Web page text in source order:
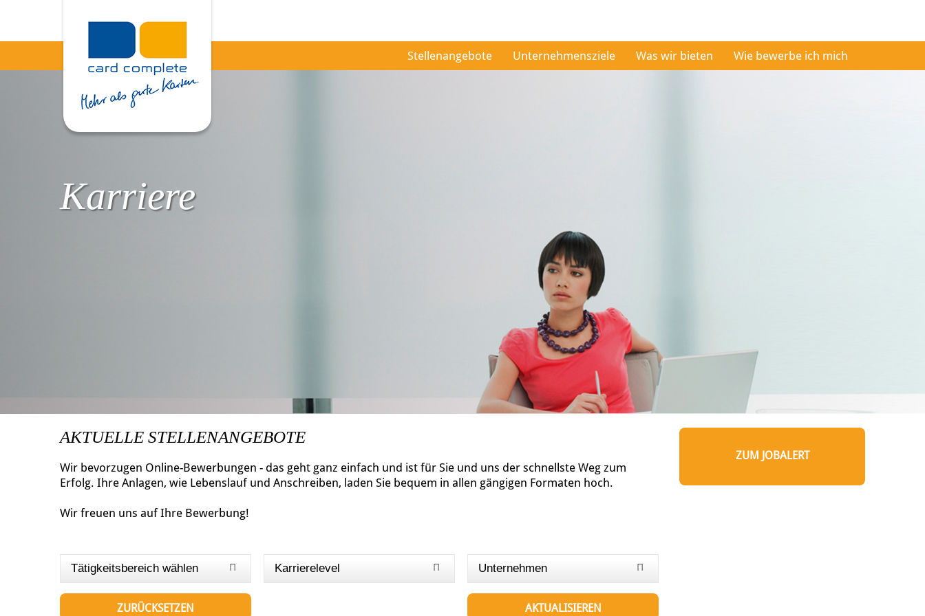
Stellenangebote Unternehmensziele Was wir bieten Wie bewerbe ich mich
Karriere
AKTUELLE STELLENANGEBOTE
Wir bevorzugen Online-Bewerbungen - das geht ganz einfach und ist für Sie und uns der schnellste Weg zum
Erfolg. Ihre Anlagen, wie Lebenslauf und Anschreiben, laden Sie bequem in allen gängigen Formaten hoch.
Wir freuen uns auf Ihre Bewerbung!
Tätigkeitsbereich wählen Karrierelevel Unternehmen
ZURÜCKSETZEN AKTUALISIEREN
ZUM JOBALERT